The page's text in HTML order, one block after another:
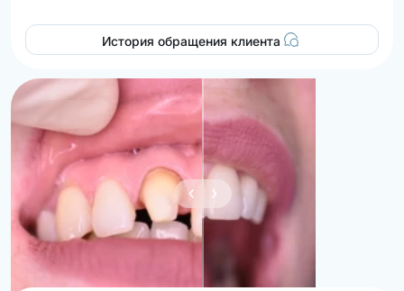
История обращения клиента